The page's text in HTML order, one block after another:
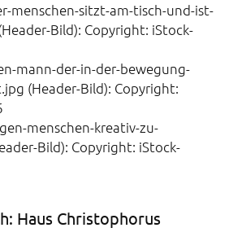
menschen-sitzt-am-tisch-und-ist-
Bild): Copyright: iStock-
mann-der-in-der-bewegung-
(Header-Bild): Copyright:
menschen-kreativ-zu-
Bild): Copyright: iStock-
Haus Christophorus